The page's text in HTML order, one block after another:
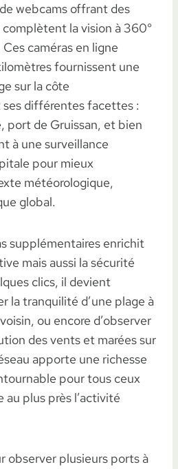
webcams offrant des
la vision à 360°
caméras en ligne
fournissent une
sur la côte
différentes facettes :
port de Gruissan, et bien
à une surveillance
pour mieux
météorologique,
global.
supplémentaires enrichit
mais aussi la sécurité
clics, il devient
la tranquilité d’une plage à
ou encore d’observer
des vents et marées sur
apporte une richesse
pour tous ceux
plus près l’activité
observer plusieurs ports à